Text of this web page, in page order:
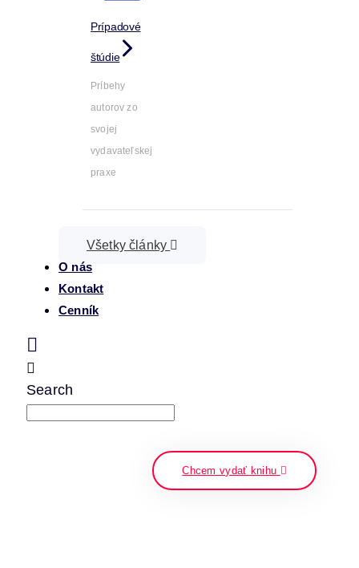
Prípadové
štúdie
Príbehy
autorov zo
svojej
vydavateľskej
praxe
Všetky články
O nás
Kontakt
Cenník
Search
Chcem vydať knihu